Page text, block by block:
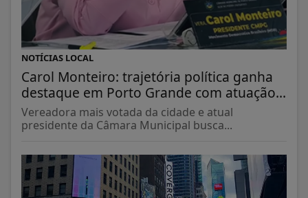
NOTÍCIAS LOCAL
Carol Monteiro: trajetória política ganha
destaque em Porto Grande com atuação...
Vereadora mais votada da cidade e atual
presidente da Câmara Municipal busca...